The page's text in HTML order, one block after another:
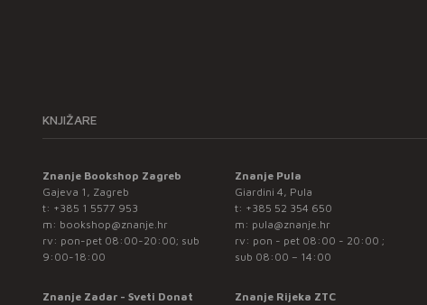
KNJIŽARE
Znanje Bookshop Zagreb
Gajeva 1, Zagreb
t: +385 1 5577 953
m: bookshop@znanje.hr
rv: pon-pet 08:00-20:00; sub
9:00-18:00
Znanje Pula
Giardini 4, Pula
t: +385 52 354 650
m: pula@znanje.hr
rv: pon - pet 08:00 - 20:00 ;
sub 08:00 – 14:00
Znanje Zadar - Sveti Donat
Znanje Rijeka ZTC